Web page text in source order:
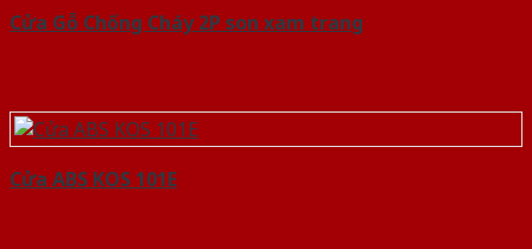
Cửa Gỗ Chống Cháy 2P son xam trang
Cửa ABS KOS 101E